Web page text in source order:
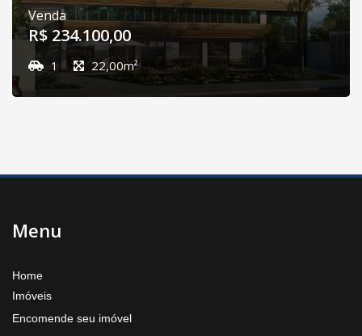
Venda
R$ 234.100,00
1 22,00m²
Menu
Home
Imóveis
Encomende seu imóvel